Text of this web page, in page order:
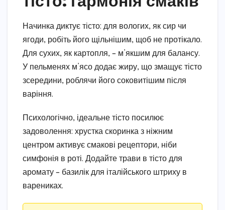
Начинка диктує тісто: для вологих, як сир чи
ягоди, робіть його щільнішим, щоб не протікало.
Для сухих, як картопля, – м’якшим для балансу.
У пельменях м’ясо додає жиру, що змащує тісто
зсередини, роблячи його соковитішим після
варіння.
Психологічно, ідеальне тісто посилює
задоволення: хрустка скоринка з ніжним
центром активує смакові рецептори, ніби
симфонія в роті. Додайте трави в тісто для
аромату – базилік для італійського штриху в
варениках.